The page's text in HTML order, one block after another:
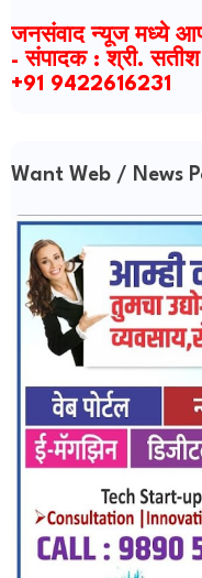
जनसंवाद न्यूज मध्ये
- संपादक : श्री. सतीश
+91 9422616231
Want Web / News